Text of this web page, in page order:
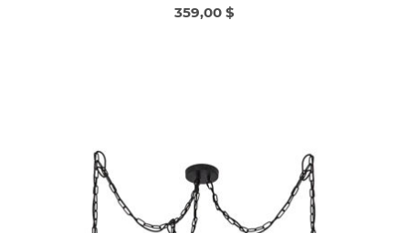
359,00 $